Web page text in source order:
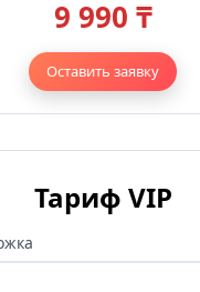
9 990 ₸
Оставить заявку
Тариф VIP